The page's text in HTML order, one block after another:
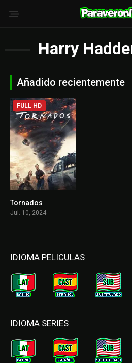
Harry
Añadido recientemente
FULL HD
Tornados
Jul. 10, 2024
IDIOMA PELICULAS
IDIOMA SERIES